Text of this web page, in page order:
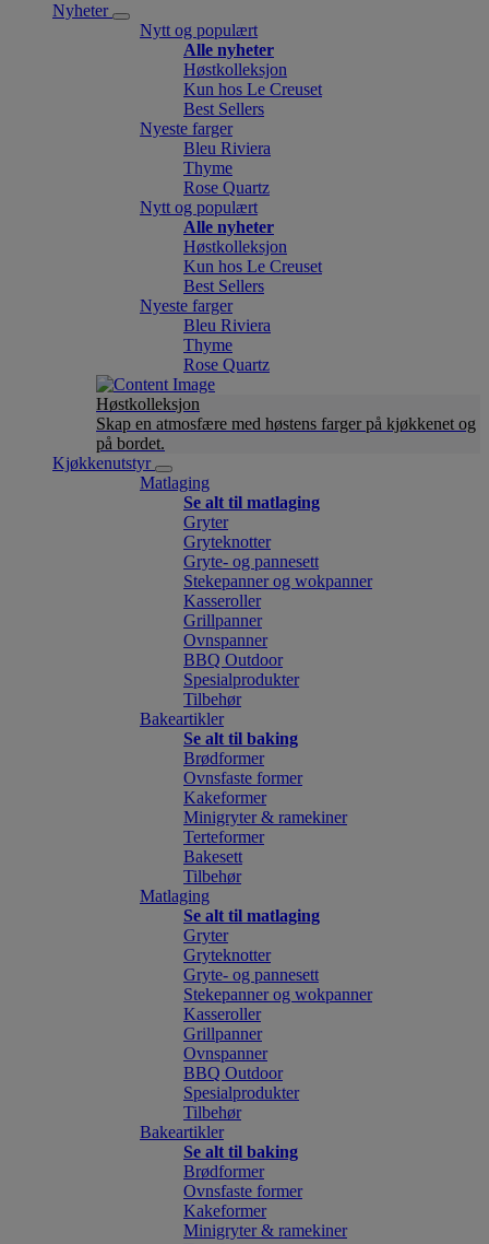
Nyheter
Nytt og populært
Alle nyheter
Høstkolleksjon
Kun hos Le Creuset
Best Sellers
Nyeste farger
Bleu Riviera
Thyme
Rose Quartz
Nytt og populært
Alle nyheter
Høstkolleksjon
Kun hos Le Creuset
Best Sellers
Nyeste farger
Bleu Riviera
Thyme
Rose Quartz
Høstkolleksjon
Skap en atmosfære med høstens farger på kjøkkenet og
på bordet.
Kjøkkenutstyr
Matlaging
Se alt til matlaging
Gryter
Gryteknotter
Gryte- og pannesett
Stekepanner og wokpanner
Kasseroller
Grillpanner
Ovnspanner
BBQ Outdoor
Spesialprodukter
Tilbehør
Bakeartikler
Se alt til baking
Brødformer
Ovnsfaste former
Kakeformer
Minigryter & ramekiner
Terteformer
Bakesett
Tilbehør
Matlaging
Se alt til matlaging
Gryter
Gryteknotter
Gryte- og pannesett
Stekepanner og wokpanner
Kasseroller
Grillpanner
Ovnspanner
BBQ Outdoor
Spesialprodukter
Tilbehør
Bakeartikler
Se alt til baking
Brødformer
Ovnsfaste former
Kakeformer
Minigryter & ramekiner